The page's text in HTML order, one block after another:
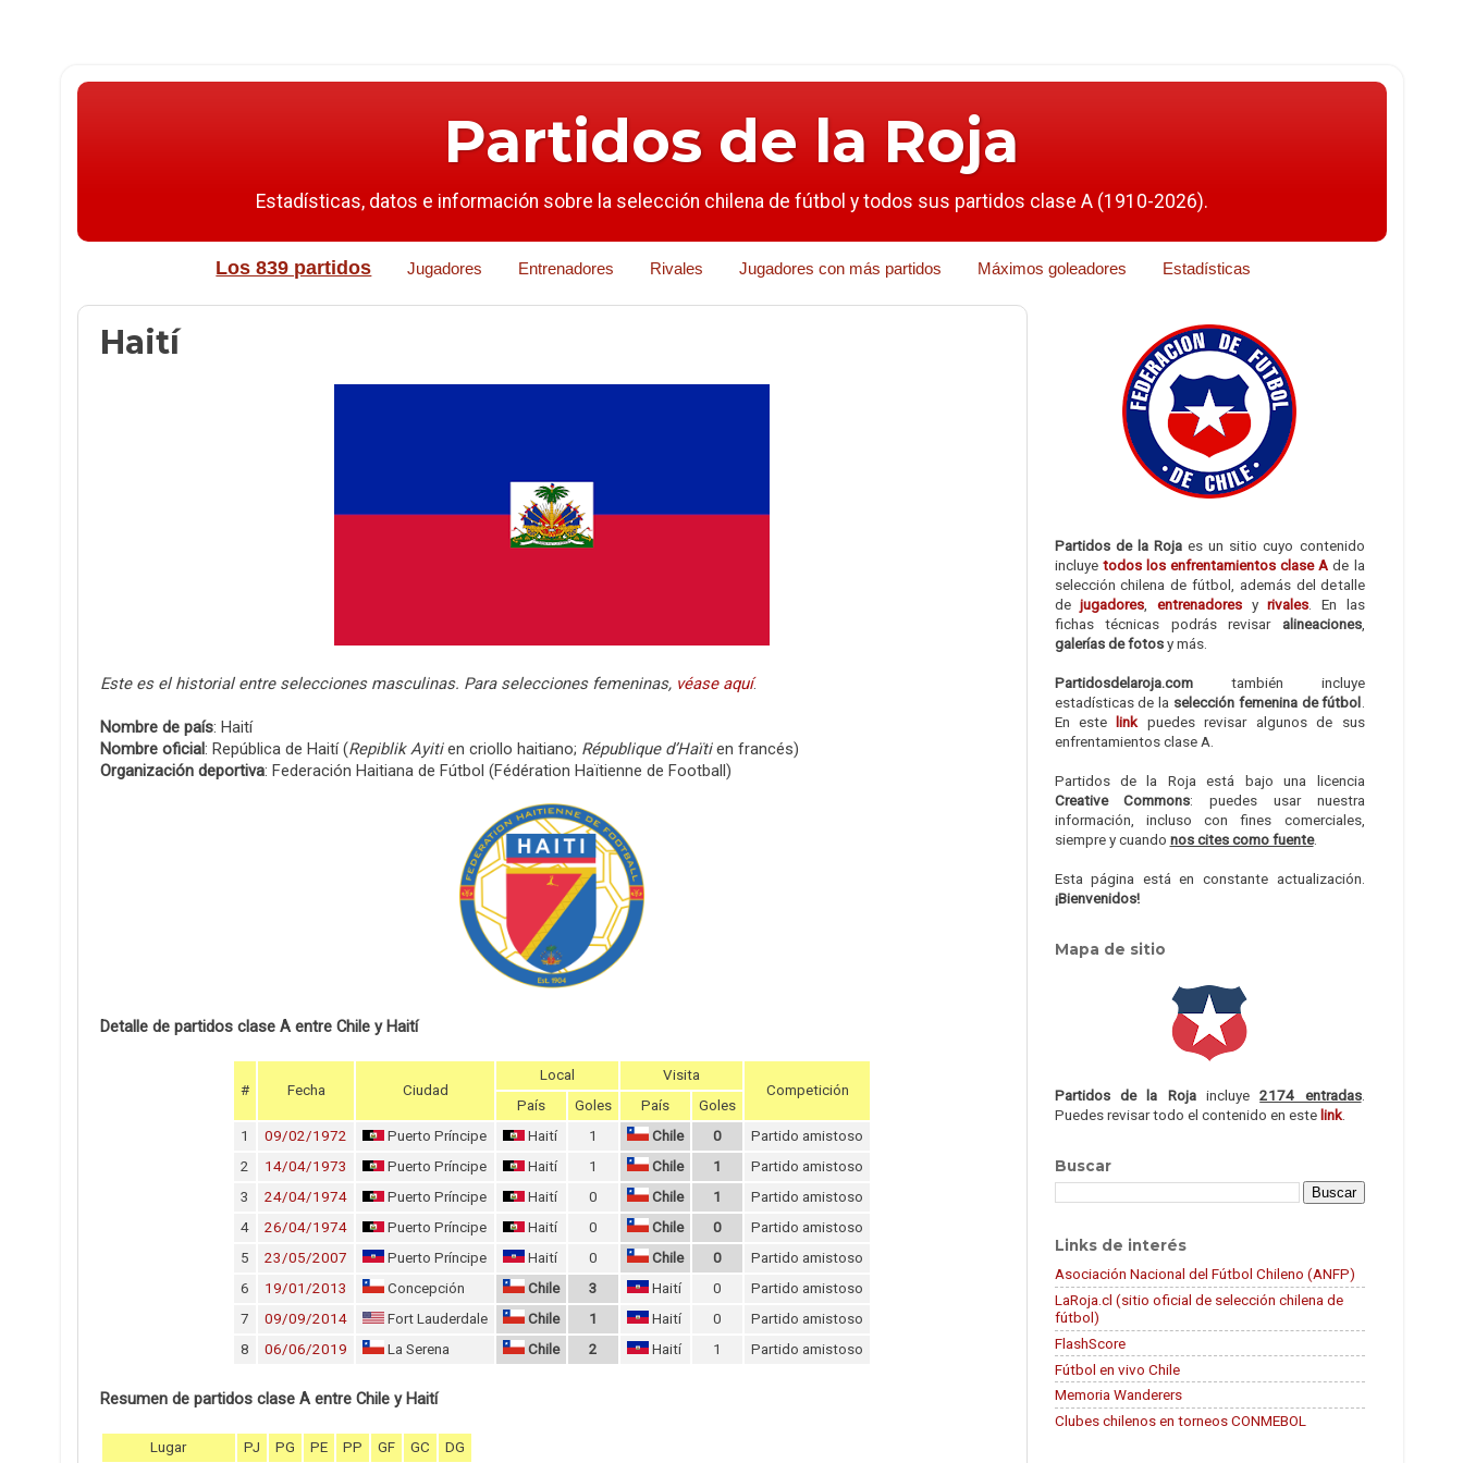
Partidos de la Roja
Estadísticas, datos e información sobre la selección chilena de fútbol y todos sus partidos clase A (1910-2026).
Los 839 partidos Jugadores Entrenadores Rivales Jugadores con más partidos Máximos goleadores Estadísticas
Haití
Este es el historial entre selecciones masculinas. Para selecciones femeninas, véase aquí.
Nombre de país: Haití
Nombre oficial: República de Haití (Repiblik Ayitien criollo haitiano; République d’Haïtien francés)
Organización deportiva: Federación Haitiana de Fútbol (Fédération Haïtienne de Football)
Detalle de partidos clase A entre Chile y Haití
# Fecha Ciudad
Local
Visita
Competición
País
Goles País
Goles
1
09/02/1972 Puerto Príncipe Haití 1 Chile 0
Partido amistoso
2
14/04/1973 Puerto Príncipe Haití 1 Chile 1
Partido amistoso
3
24/04/1974 Puerto Príncipe Haití 0 Chile 1
Partido amistoso
4
26/04/1974 Puerto Príncipe Haití 0 Chile 0
Partido amistoso
5
23/05/2007 Puerto Príncipe Haití 0 Chile 0
Partido amistoso
6
19/01/2013 Concepción Chile 3 Haití 0
Partido amistoso
7
09/09/2014 Fort Lauderdale Chile 1 Haití 0
Partido amistoso
8
06/06/2019 La Serena Chile 2 Haití 1 Partido amistoso
Resumen de partidos clase A entre Chile y Haití
Lugar PJ PG PE PP GF GC
DG
Partidos de la Rojaes un sitio cuyo contenido
incluye todos los enfrentamientos clase A de la
selección chilena de fútbol, además del detalle
dejugadores entrenadoresyrivales . En las
fichas técnicas podrás revisar alineaciones,
galerías de fotosy más.
Partidosdelaroja.comtambién incluye
estadísticas de la selección femenina de fútbol
En este link puedes revisar algunos de sus
enfrentamientos clase A.
Partidos de la Roja está bajo una licencia
Creative Commons: puedes usar nuestra
información, incluso con fines comerciales,
siempre y cuando nos cites como fuente.
Esta página está en constante actualización.
¡Bienvenidos!
Mapa de sitio
Partidos de la Rojaincluye2174 entradas.
Puedes revisar todo el contenido en estelink.
Buscar
Links de interés
Asociación Nacional del Fútbol Chileno (ANFP)
LaRoja.cl (sitio oficial de selección chilena de
fútbol)
FlashScore
Fútbol en vivo Chile
Memoria Wanderers
Clubes chilenos en torneos CONMEBOL